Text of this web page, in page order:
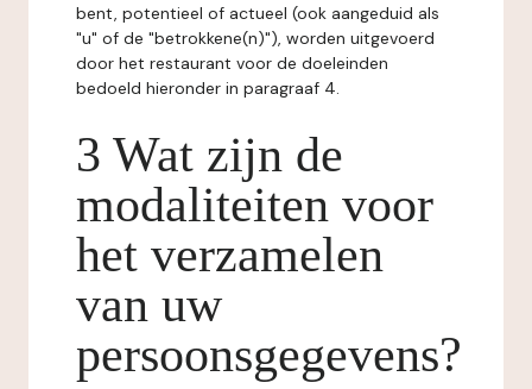
bent, potentieel of actueel (ook aangeduid als
"u" of de "betrokkene(n)"), worden uitgevoerd
door het restaurant voor de doeleinden
bedoeld hieronder in paragraaf 4.
3 Wat zijn de
modaliteiten voor
het verzamelen
van uw
persoonsgegevens?